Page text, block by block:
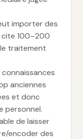
importer des
cite 100–200
traitement
anciennes
et donc
personnel.
de laisser
encoder des